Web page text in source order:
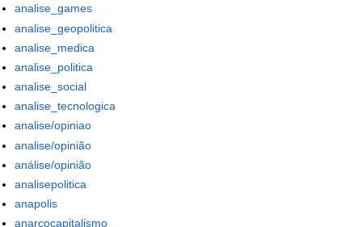
analise_games
analise_geopolitica
analise_medica
analise_politica
analise_social
analise_tecnologica
analise/opiniao
analise/opinião
análise/opinião
analisepolitica
anapolis
anarcocapitalismo